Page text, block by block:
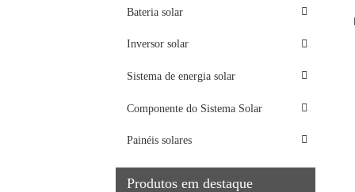
Bateria solar
Inversor solar
Sistema de energia solar
Componente do Sistema Solar
Painéis solares
Produtos em destaque